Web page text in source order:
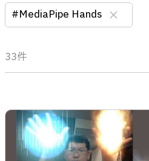
#MediaPipe Hands clear
33件